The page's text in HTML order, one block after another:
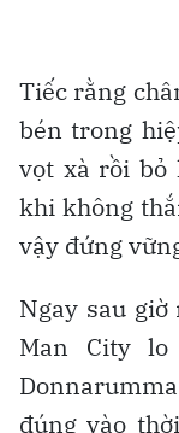
Tiếc rằng
bén trong
vọt xà rồi bỏ
khi không
vậy đứng
Ngay sau
Man City
đúng vào